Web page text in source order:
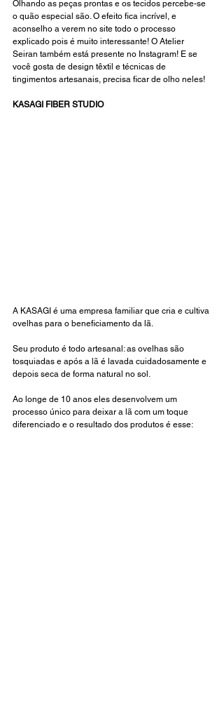
Olhando as peças prontas e os tecidos percebe-se
o quão especial são. O efeito fica incrível, e
aconselho a verem no site todo o processo
explicado pois é muito interessante! O Atelier
Seiran também está presente no Instagram! E se
você gosta de design têxtil e técnicas de
tingimentos artesanais, precisa ficar de olho neles!
KASAGI FIBER STUDIO
A KASAGI é uma empresa familiar que cria e cultiva
ovelhas para o beneficiamento da lã.
Seu produto é todo artesanal: as ovelhas são
tosquiadas e após a lã é lavada cuidadosamente e
depois seca de forma natural no sol.
Ao longe de 10 anos eles desenvolvem um
processo único para deixar a lã com um toque
diferenciado e o resultado dos produtos é esse: